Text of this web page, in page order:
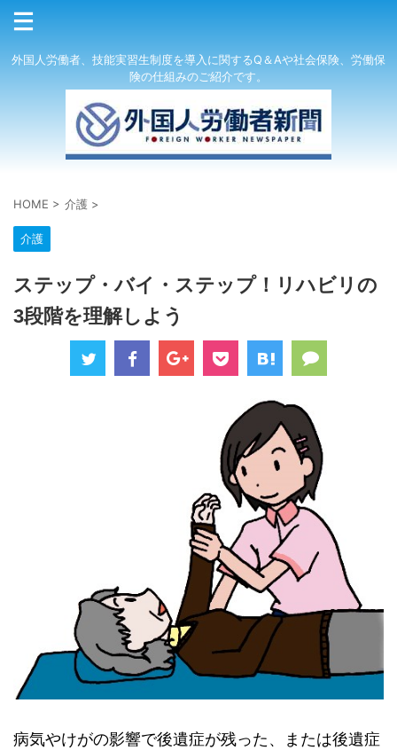
外国人労働者、技能実習生制度を導入に関するQ＆Aや社会保険、労働保
険の仕組みのご紹介です。
HOME > 介護 >
介護
ステップ・バイ・ステップ！リハビリの
3段階を理解しよう
病気やけがの影響で後遺症が残った、または後遺症